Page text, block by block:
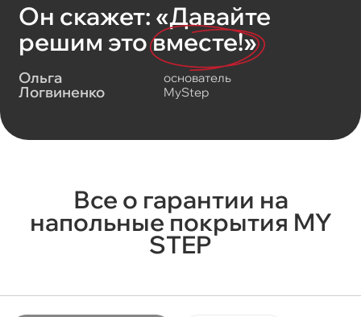
Он скажет: «Давайте
решим этовместе!»
Ольга
Логвиненко
основатель
MyStep
Все о гарантии на
напольные покрытия MY
STEP